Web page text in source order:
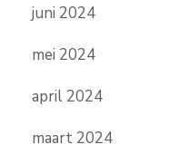
juni 2024
mei 2024
april 2024
maart 2024